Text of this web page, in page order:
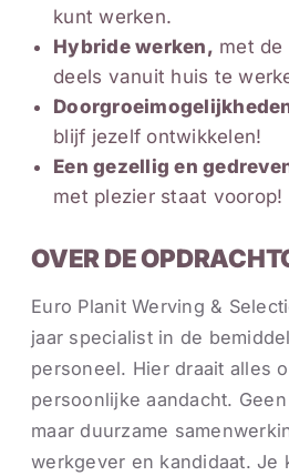
kunt werken.
Hybride werken, met de
deels vanuit huis te
blijf jezelf ontwikkelen!
Een gezellig en
met plezier staat voorop!
OVER DE
Euro Planit Werving &
jaar specialist in de
personeel. Hier draait alles
persoonlijke aandacht.
maar duurzame
werkgever en kandidaat. Je